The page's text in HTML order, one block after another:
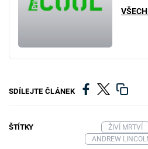
SDÍLEJTE ČLÁNEK
ŠTÍTKY ŽIVÍ MRTVÍ
ANDREW